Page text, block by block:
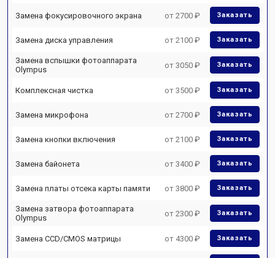
Замена фокусировочного экрана от 2700 ₽ Заказать
Замена диска управления от 2100 ₽ Заказать
Замена вспышки фотоаппарата
Olympus
от 3050 ₽ Заказать
Комплексная чистка от 3500 ₽ Заказать
Замена микрофона от 2700 ₽ Заказать
Замена кнопки включения от 2100 ₽ Заказать
Замена байонета от 3400 ₽ Заказать
Замена платы отсека карты памяти от 3800 ₽ Заказать
Замена затвора фотоаппарата
Olympus
от 2300 ₽ Заказать
Замена CCD/CMOS матрицы от 4300 ₽ Заказать